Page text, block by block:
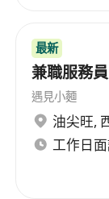
Staff
12 days
leave and
On-the-
MPF
最新
兼職服務員
遇見小麵
油尖旺,
工作日